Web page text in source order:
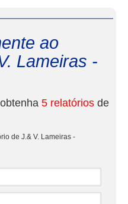
ao
Lameiras -
5 relatórios de
de J.& V. Lameiras -